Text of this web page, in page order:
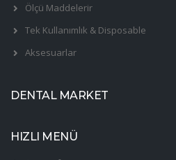
Ölçü Maddelerir
Tek Kullanımlık & Disposable
Aksesuarlar
DENTAL MARKET
HIZLI MENÜ